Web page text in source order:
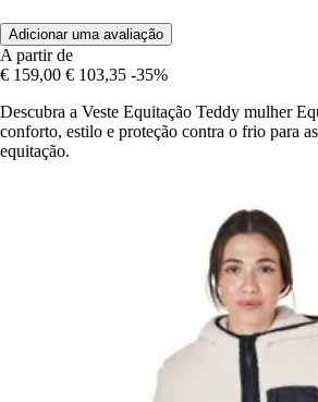
Adicionar uma avaliação
A partir de
€ 159,00 € 103,35 -35%
Descubra a Veste Equitação Teddy mulher
conforto, estilo e proteção contra o frio para
equitação.